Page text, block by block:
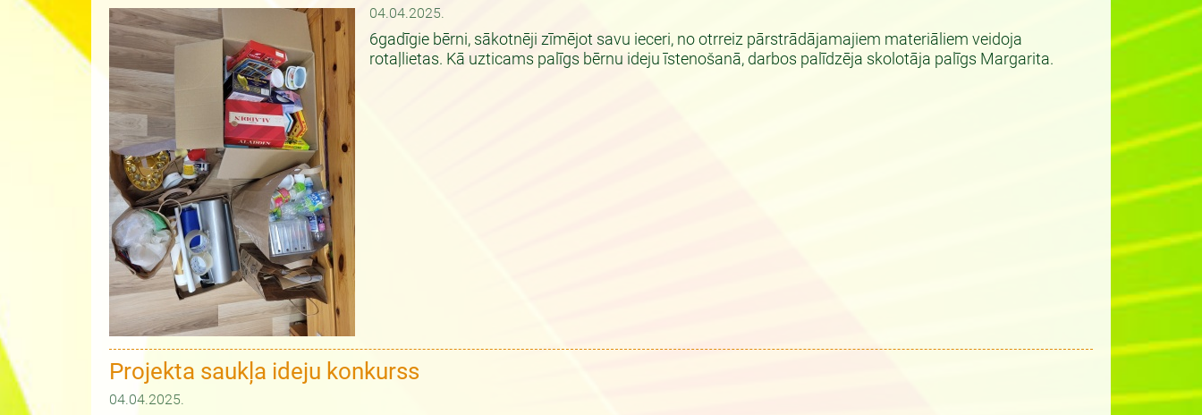
04.04.2025.
6gadīgie bērni, sākotnēji zīmējot savu ieceri, no otrreiz pārstrādājamajiem materiāliem veidoja
rotaļlietas. Kā uzticams palīgs bērnu ideju īstenošanā, darbos palīdzēja skolotāja palīgs Margarita.
Projekta saukļa ideju konkurss
04.04.2025.